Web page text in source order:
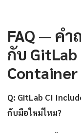
FAQ — คำ
กับ
Q: GitLab CI
กับมือใหม่ไหม?